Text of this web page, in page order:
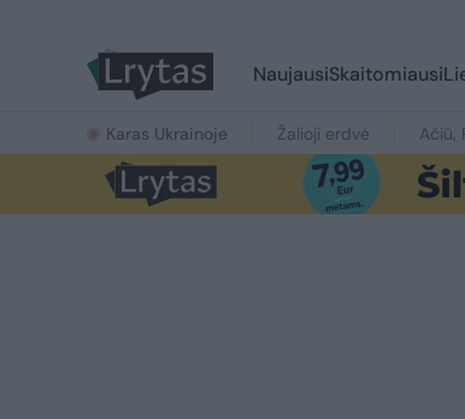
NaujausiSkaitomiausi
Karas Ukrainoje Žalioji erdvė Ačiū,